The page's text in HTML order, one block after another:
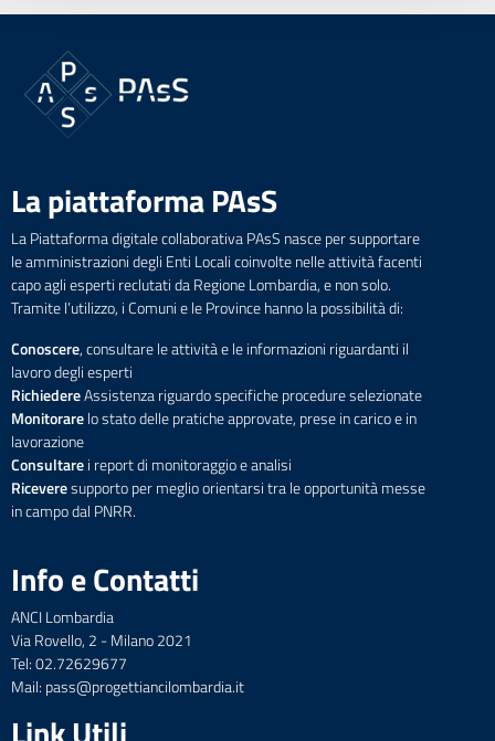
La piattaforma PAsS
La Piattaforma digitale collaborativa PAsS nasce per supportare
le amministrazioni degli Enti Locali coinvolte nelle attività facenti
capo agli esperti reclutati da Regione Lombardia, e non solo.
Tramite l’utilizzo, i Comuni e le Province hanno la possibilità di:
Conoscere, consultare le attività e le informazioni riguardanti il
lavoro degli esperti
RichiedereAssistenza riguardo specifiche procedure selezionate
Monitorarelo stato delle pratiche approvate, prese in carico e in
lavorazione
Consultarei report di monitoraggio e analisi
Riceveresupporto per meglio orientarsi tra le opportunità messe
in campo dal PNRR.
Info e Contatti
ANCI Lombardia
Via Rovello, 2 - Milano 2021
Tel: 02.72629677
Mail: pass@progettiancilombardia.it